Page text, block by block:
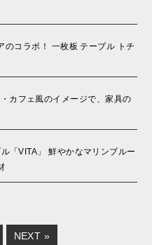
コラボ！ 一枚板 テーブル トチ
カフェ風のイメージで、家具の
「VITA」 鮮やかなマリンブルー
NEXT »